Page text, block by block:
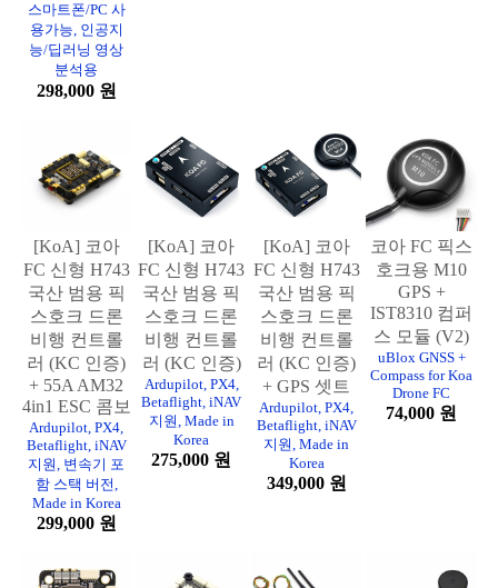
스마트폰/PC 사
용가능, 인공지
능/딥러닝 영상
분석용
298,000 원
[KoA] 코아
FC 신형 H743
국산 범용 픽
스호크 드론
비행 컨트롤
러 (KC 인증)
+ 55A AM32
4in1 ESC 콤보
Ardupilot, PX4,
Betaflight, iNAV
지원, 변속기 포
함 스택 버전,
Made in Korea
299,000 원
[KoA] 코아
FC 신형 H743
국산 범용 픽
스호크 드론
비행 컨트롤
러 (KC 인증)
Ardupilot, PX4,
Betaflight, iNAV
지원, Made in
Korea
275,000 원
[KoA] 코아
FC 신형 H743
국산 범용 픽
스호크 드론
비행 컨트롤
러 (KC 인증)
+ GPS 셋트
Ardupilot, PX4,
Betaflight, iNAV
지원, Made in
Korea
349,000 원
코아 FC 픽스
호크용 M10
GPS +
IST8310 컴퍼
스 모듈 (V2)
uBlox GNSS +
Compass for Koa
Drone FC
74,000 원